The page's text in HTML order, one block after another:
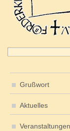
Grußwort
Aktuelles
Veranstaltungen